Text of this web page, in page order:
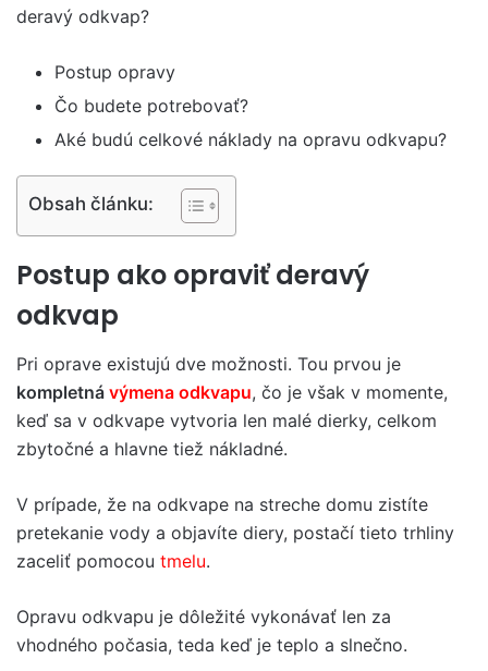
deravý odkvap?
Postup opravy
Čo budete potrebovať?
Aké budú celkové náklady na opravu odkvapu?
Obsah článku:
Postup ako opraviť deravý
odkvap
Pri oprave existujú dve možnosti. Tou prvou je
kompletná výmena odkvapu, čo je však v momente,
keď sa v odkvape vytvoria len malé dierky, celkom
zbytočné a hlavne tiež nákladné.
V prípade, že na odkvape na streche domu zistíte
pretekanie vody a objavíte diery, postačí tieto trhliny
zaceliť pomocou tmelu.
Opravu odkvapu je dôležité vykonávať len za
vhodného počasia, teda keď je teplo a slnečno.